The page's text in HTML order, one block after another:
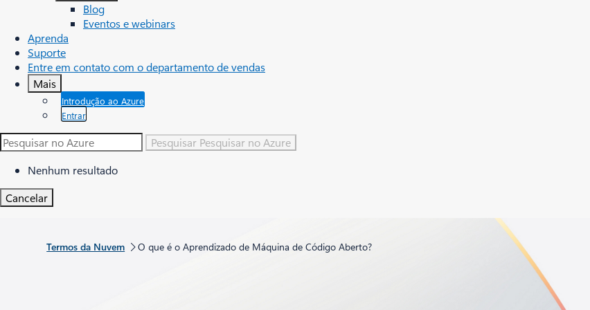
Blog
Eventos e webinars
Aprenda
Suporte
Entre em contato com o departamento de vendas
Mais
Introdução ao Azure
Entrar
Pesquisar Pesquisar no Azure
Nenhum resultado
Cancelar
Termos da Nuvem O que é o Aprendizado de Máquina de Código Aberto?